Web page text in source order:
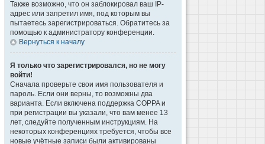
Также возможно, что он заблокировал ваш IP-
адрес или запретил имя, под которым вы
пытаетесь зарегистрироваться. Обратитесь за
помощью к администратору конференции.
Вернуться к началу
Я только что зарегистрировался, но не могу
войти!
Сначала проверьте свои имя пользователя и
пароль. Если они верны, то возможны два
варианта. Если включена поддержка COPPA и
при регистрации вы указали, что вам менее 13
лет, следуйте полученным инструкциям. На
некоторых конференциях требуется, чтобы все
новые учётные записи были активированы